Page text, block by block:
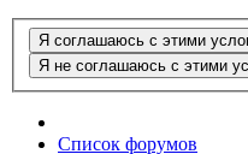
Список форумов